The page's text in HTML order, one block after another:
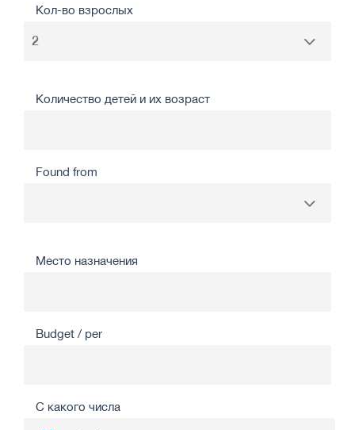
Кол-во взрослых
Количество детей и их возраст
Found from
Место назначения
Budget / per
С какого числа